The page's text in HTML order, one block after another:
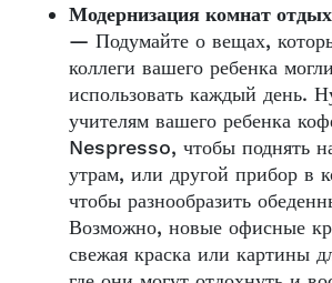
Модернизация комнат
— Подумайте о вещах,
коллеги вашего ребенка
использовать каждый день.
учителям вашего ребенка
Nespresso, чтобы поднять
утрам, или другой прибор в
чтобы разнообразить
Возможно, новые офисные
свежая краска или картины